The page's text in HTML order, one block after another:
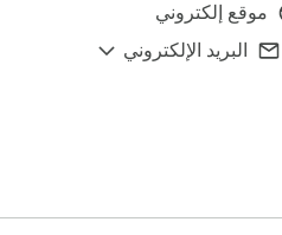
موقع إلكتروني
البريد الإلكتروني